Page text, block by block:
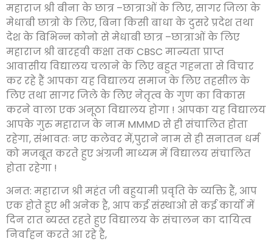
महाराज श्री बीना के छात्र –छात्राओं के लिए, सागर जिला के
मेधाबी छात्रो के लिए, बिना किसी बाधा के दुसरे प्रदेश तथा
देश के बिभिन्न कोनो से मेधाबी छात्र –छात्राओं के लिए
महाराज श्री बारहवी कक्षा तक CBSC मान्यता प्राप्त
आवासीय विद्यालय चलाने के लिए बहुत गहनता से विचार
कर रहे हैं आपका यह विद्यालय समाज के लिए तहसील के
लिए तथा सागर जिले के लिए नेतृत्व के गुण का विकास
करने वाला एक अनूठा विद्यालय होगा ! आपका यह विद्यालय
आपके गुरु महाराज के नाम MMMD से ही संचालित होता
रहेगा, संभावतः नए कलेवर में,पुराने नाम से ही सनातन धर्म
को मजबूत करते हुए अंग्रजी माध्यम में विद्यालय संचालित
होता रहेगा !
अनत: महाराज श्री महंत जी बहुयामी प्रवृति के व्यक्ति हैं, आप
एक होते हुए भी अनेक है, आप कई संस्थाओ से कई कार्यो में
दिन रात ब्यस्त रहते हुए विद्यालय के संचालन का दायित्व
निर्वाहन करते आ रहे है,